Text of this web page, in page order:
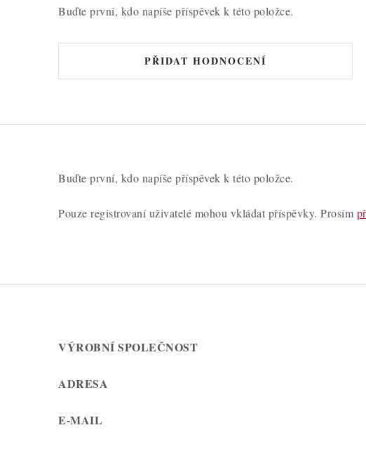
Buďte první, kdo napíše příspěvek k této položce.
PŘIDAT HODNOCENÍ
Buďte první, kdo napíše příspěvek k této položce.
Pouze registrovaní uživatelé mohou vkládat příspěvky. Prosím
VÝROBNÍ SPOLEČNOST
ADRESA
E-MAIL